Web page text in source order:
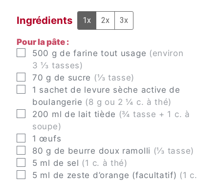
Ingrédients 1x 2x 3x
Pour la pâte :
▢
500 g de farine tout usage (environ
3 ⅓ tasses)
▢
70 g de sucre (⅓ tasse)
▢
1 sachet de levure sèche active de
boulangerie (8 g ou 2 ¼ c. à thé)
▢
200 ml de lait tiède (¾ tasse + 1 c. à
soupe)
▢
1 œufs
▢
80 g de beurre doux ramolli (⅓ tasse)
▢
5 ml de sel (1 c. à thé)
▢
5 ml de zeste d’orange (facultatif) (1 c.